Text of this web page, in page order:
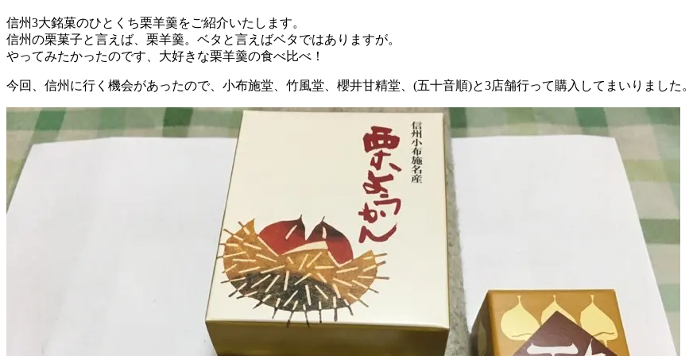
信州3大銘菓のひとくち栗羊羹をご紹介いたします。
信州の栗菓子と言えば、栗羊羹。ベタと言えばベタではありますが。
やってみたかったのです、大好きな栗羊羹の食べ比べ！
今回、信州に行く機会があったので、小布施堂、竹風堂、櫻井甘精堂、(五十音順)と3店舗行って購入してまいりました。